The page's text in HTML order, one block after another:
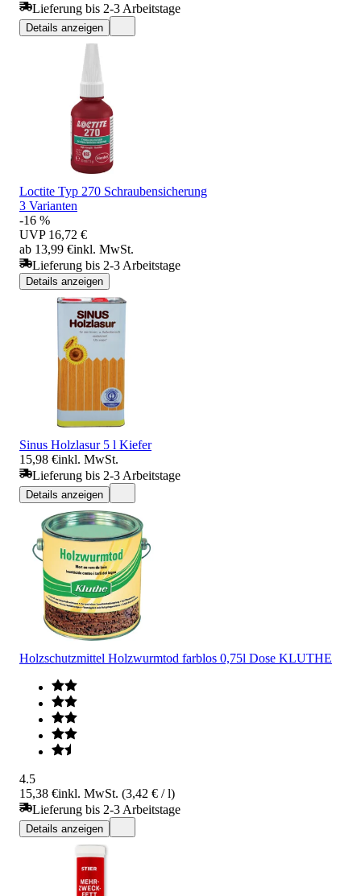
Lieferung bis 2-3 Arbeitstage
Details anzeigen
Loctite Typ 270 Schraubensicherung
3 Varianten
-16 %
UVP 16,72 €
ab 13,99 €inkl. MwSt.
Lieferung bis 2-3 Arbeitstage
Details anzeigen
Sinus Holzlasur 5 l Kiefer
15,98 €inkl. MwSt.
Lieferung bis 2-3 Arbeitstage
Details anzeigen
Holzschutzmittel Holzwurmtod farblos 0,75l Dose KLUTHE
4.5
15,38 €inkl. MwSt. (3,42 € / l)
Lieferung bis 2-3 Arbeitstage
Details anzeigen